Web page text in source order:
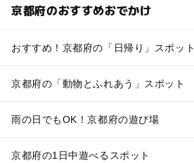
京都府のおすすめおでかけ
おすすめ！京都府の「日帰り」スポット
京都府の「動物とふれあう」スポット
雨の日でもOK！京都府の遊び場
京都府の1日中遊べるスポット